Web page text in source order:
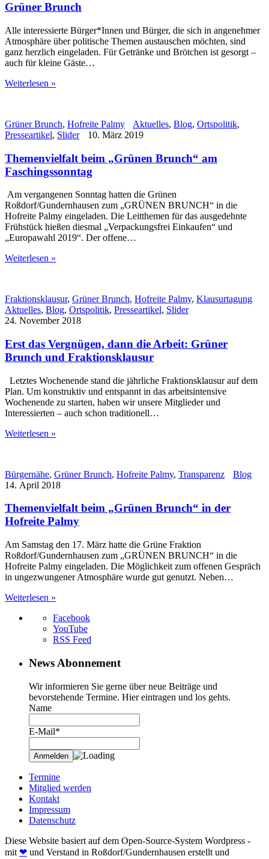
Grüner Brunch
Alle interessierte Bürger*Innen und Bürger, die sich in angenehmer
Atmosphäre über politische Themen austauschen möchten, sind
ganz herzlich eingeladen. Für Getränke und Brötchen ist gesorgt –
auch für kleine Gäste…
Weiterlesen »
Grüner Brunch, Hofreite Palmy Aktuelles, Blog, Ortspolitik,
Presseartikel, Slider 10. März 2019
Themenvielfalt beim „Grünen Brunch“ am
Faschingssonntag
Am vergangenen Sonntag hatten die Grünen
Roßdorf/Gundernhausen zum „GRÜNEN BRUNCH“ in die
Hofreite Palmy eingeladen. Die Leitthemen für das ausgedehnte
Frühstück hießen diesmal „Verpackungsfrei Einkaufen“ und
„Europawahl 2019“. Der offene…
Weiterlesen »
Fraktionsklausur, Grüner Brunch, Hofreite Palmy, Klausurtagung
Aktuelles, Blog, Ortspolitik, Presseartikel, Slider
24. November 2018
Erst das Vergnügen, dann die Arbeit: Grüner
Brunch und Fraktionsklausur
Letztes Wochenende stand die jährliche Fraktionsklausur auf dem
Plan. Um konstruktiv und entspannt in das arbeitsintensive
Wochenende zu starten, haben wir unsere Mitglieder und
Interessierten – auch schon traditionell…
Weiterlesen »
Bürgernähe, Grüner Brunch, Hofreite Palmy, Transparenz
Blog
14. April 2018
Themenvielfalt beim „Grünen Brunch“ in der
Hofreite Palmy
Am Samstag den 17. März hatte die Grüne Fraktion
Roßdorf/Gundernhausen zum „GRÜNEN BRUNCH“ in die
Hofreite Palmy eingeladen. Die Möglichkeit zum offenen Gespräch
in ungezwungener Atmosphäre wurde gut genutzt. Neben…
Weiterlesen »
Facebook
YouTube
RSS Feed
News Abonnement
Wir informieren Sie gerne über neue Beiträge und
bevorstehende Termine. Hier eintragen und los gehts.
Name
E-Mail*
Termine
Mitglied werden
Kontakt
Impressum
Datenschutz
Diese Website basiert auf dem Open-Source-System Wordpress -
mit ❤ und Verstand in Roßdorf/Gundernhausen erstellt und